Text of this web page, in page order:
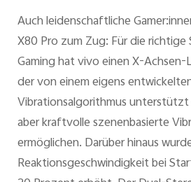
Auch leidenschaftliche
X80 Pro zum Zug: Für die richtige
Gaming hat vivo einen X-
der von einem eigens
Vibrationsalgorithmus unterstützt
aber kraftvolle szenenbasierte
ermöglichen. Darüber hinaus
Reaktionsgeschwindigkeit bei